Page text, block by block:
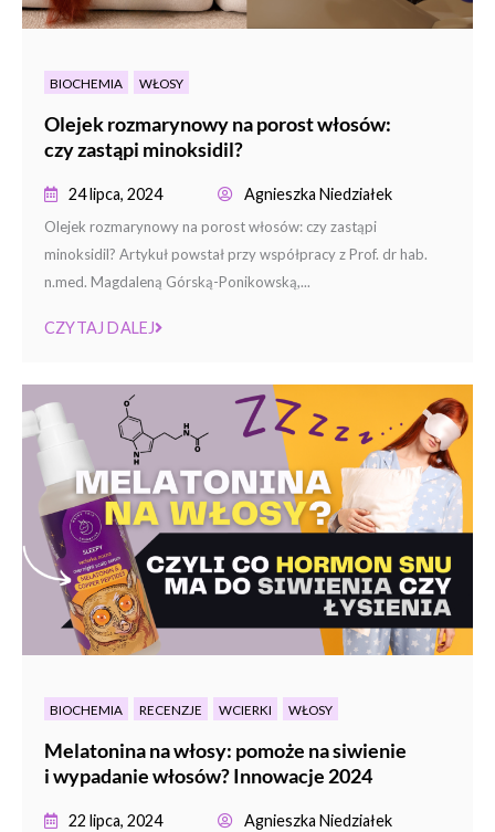
BIOCHEMIA WŁOSY
Olejek rozmarynowy na porost włosów:
czy zastąpi minoksidil?
24 lipca, 2024 Agnieszka Niedziałek
Olejek rozmarynowy na porost włosów: czy zastąpi
minoksidil? Artykuł powstał przy współpracy z Prof. dr hab.
n.med. Magdaleną Górską-Ponikowską,...
CZYTAJ DALEJ
BIOCHEMIA RECENZJE WCIERKI WŁOSY
Melatonina na włosy: pomoże na siwienie
i wypadanie włosów? Innowacje 2024
22 lipca, 2024 Agnieszka Niedziałek